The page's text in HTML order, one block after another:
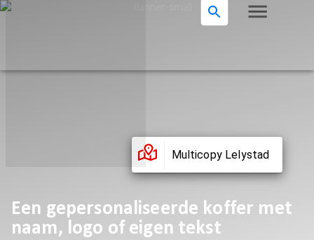
Multicopy Lelystad
Een gepersonaliseerde koffer met
naam, logo of eigen tekst